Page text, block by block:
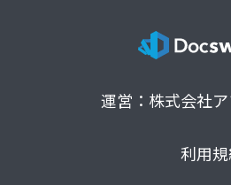
運営：株式会社
利用